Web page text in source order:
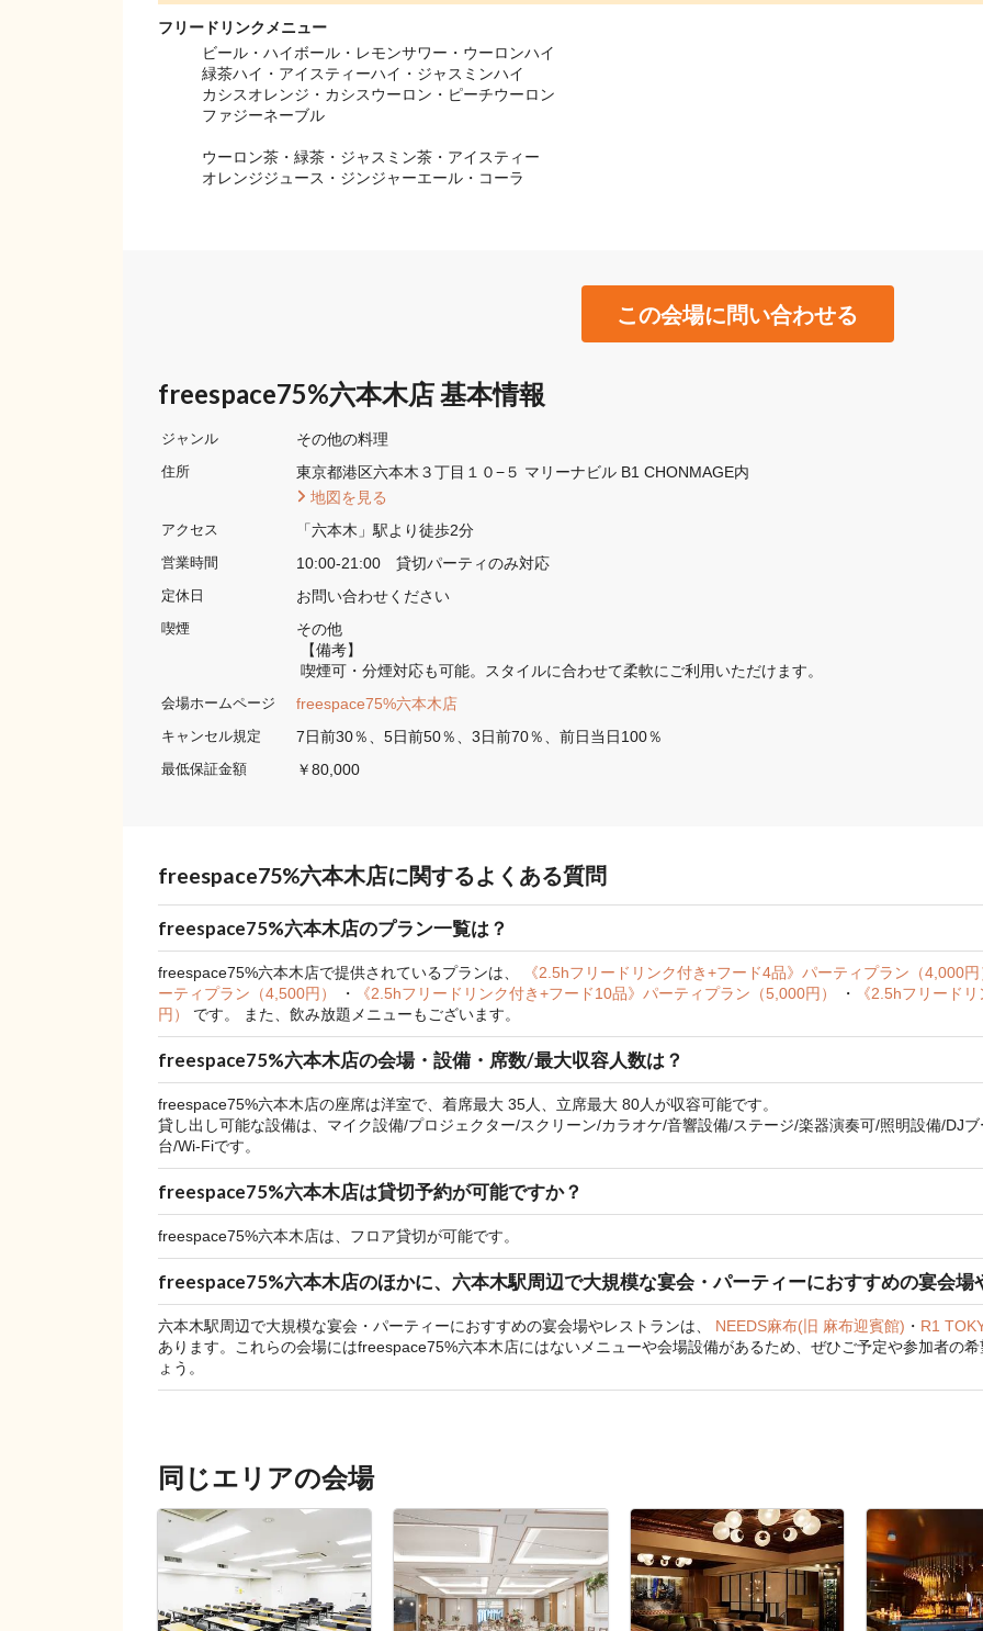
フリードリンクメニュー
ビール・ハイボール・レモンサワー・ウーロンハイ
緑茶ハイ・アイスティーハイ・ジャスミンハイ
カシスオレンジ・カシスウーロン・ピーチウーロン
ファジーネーブル
ウーロン茶・緑茶・ジャスミン茶・アイスティー
オレンジジュース・ジンジャーエール・コーラ
この会場に問い合わせる
freespace75%六本木店 基本情報
ジャンル その他の料理
住所
東京都港区六本木３丁目１０−５ マリーナビル B1 CHONMAGE内
地図を見る
アクセス 「六本木」駅より徒歩2分
営業時間 10:00-21:00​　貸切パーティのみ対応
定休日 お問い合わせください
喫煙
その他
【備考】
喫煙可・分煙対応も可能。スタイルに合わせて柔軟にご利用いただけます。
会場ホームページ freespace75%六本木店
キャンセル規定 7日前30％、5日前50％、3日前70％、前日当日100％
最低保証金額 ￥80,000
freespace75%六本木店に関するよくある質問
freespace75%六本木店のプラン一覧は？
freespace75%六本木店で提供されているプランは、 《2.5hフリードリンク付き+フード4品》パーティプラン（4,000円
ーティプラン（4,500円）
・ 《2.5hフリードリンク付き+フード10品》パーティプラン（5,000円） ・
《2.5hフリード
円） です。 また、飲み放題メニューもございます。
freespace75%六本木店の会場・設備・席数/最大収容人数は？
freespace75%六本木店の座席は洋室で、着席最大 35人、立席最大 80人が収容可能です。
貸し出し可能な設備は、マイク設備/プロジェクター/スクリーン/カラオケ/音響設備/ステージ/楽器演奏可/照明設備/DJ
台/Wi-Fiです。
freespace75%六本木店は貸切予約が可能ですか？
freespace75%六本木店は、フロア貸切が可能です。
freespace75%六本木店のほかに、六本木駅周辺で大規模な宴会・パーティーにおすすめの宴会場
六本木駅周辺で大規模な宴会・パーティーにおすすめの宴会場やレストランは、 NEEDS麻布(旧 麻布迎賓館) ・ R1
あります。これらの会場にはfreespace75%六本木店にはないメニューや会場設備があるため、ぜひご予定や参加者の
ょう。
同じエリアの会場